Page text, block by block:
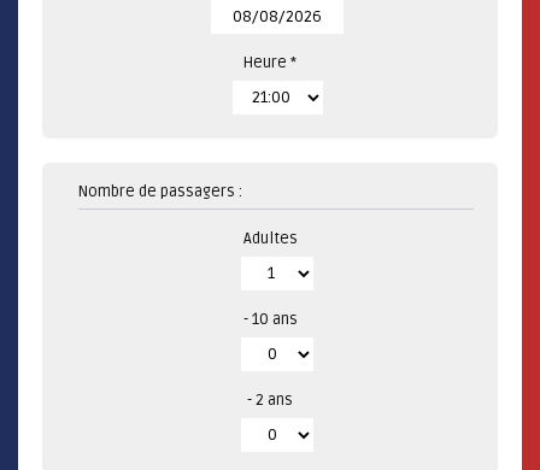
Heure *
Nombre de passagers :
Adultes
- 10 ans
- 2 ans